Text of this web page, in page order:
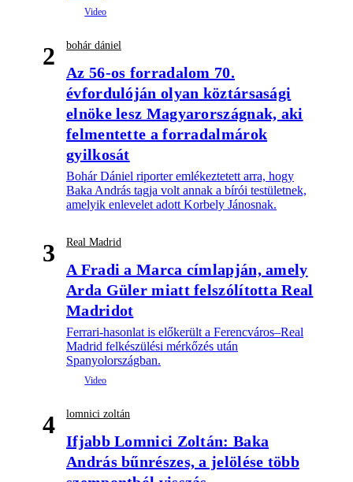
2 bohár dániel
Az 56-os forradalom 70.
évfordulóján olyan köztársasági
elnöke lesz Magyarországnak, aki
felmentette a forradalmárok
gyilkosát
Bohár Dániel riporter emlékeztetett arra, hogy
Baka András tagja volt annak a bírói testületnek,
amelyik enlevelet adott Korbely Jánosnak.
3 Real Madrid
A Fradi a Marca címlapján, amely
Arda Güler miatt felszólította Real
Madridot
Ferrari-hasonlat is előkerült a Ferencváros–Real
Madrid felkészülési mérkőzés után
Spanyolországban.
4 lomnici zoltán
Ifjabb Lomnici Zoltán: Baka
András bűnrészes, a jelölése több